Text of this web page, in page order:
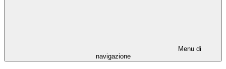
Menu di
navigazione